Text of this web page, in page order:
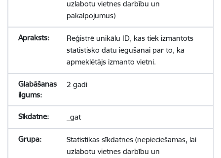
uzlabotu vietnes darbību un
pakalpojumus)
Reģistrē unikālu ID, kas tiek izmantots
statistisko datu iegūšanai par to, kā
apmeklētājs izmanto vietni.
2 gadi
_gat
Statistikas sīkdatnes (nepieciešamas, lai
uzlabotu vietnes darbību un